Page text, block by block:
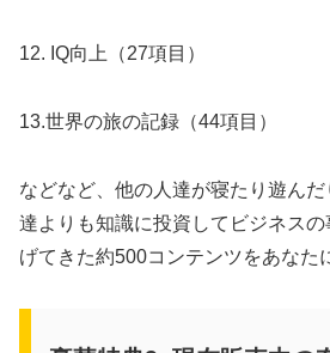
12. IQ向上（27項目）
13.世界の旅の記録（44項目）
などなど、他の人達が寝たり遊ん
達よりも知識に投資してビジネス
げてきた約500コンテンツをあなた